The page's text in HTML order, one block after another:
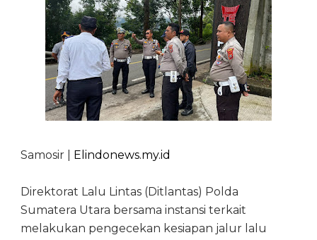
Samosir | Elindonews.my.id
Direktorat Lalu Lintas (Ditlantas) Polda
Sumatera Utara bersama instansi terkait
melakukan pengecekan kesiapan jalur lalu